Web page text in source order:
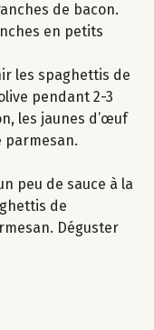
de bacon.
en petits
les spaghettis de
pendant 2-3
les jaunes d’œuf
parmesan.
peu de sauce à la
de
Déguster